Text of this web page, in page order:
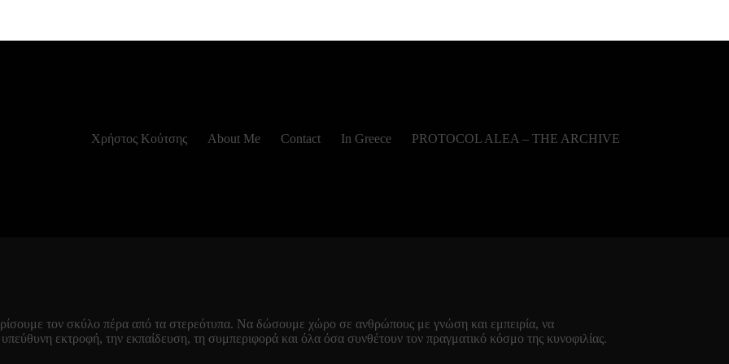
Χρήστος Κούτσης About Me Contact In Greece PROTOCOL ALEA – THE ARCHIVE
τον σκύλο πέρα από τα στερεότυπα. Να δώσουμε χώρο σε ανθρώπους με γνώση και εμπειρία, να
εκτροφή, την εκπαίδευση, τη συμπεριφορά και όλα όσα συνθέτουν τον πραγματικό κόσμο της κυνοφιλίας.